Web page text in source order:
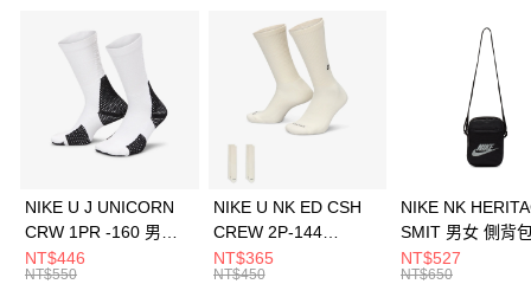
3 期 0 利率 每期 21家銀行
合作金庫商業銀行
第一商業銀行
華南商業銀行
彰化商業銀行
上海商業儲蓄銀行
元大商業銀行
Apple Pay
全盈+PAY
AFTEE先享後付
NIKE U J UNICORN
CRW 1PR -160 男女
中統襪 FZ3393100
NT$446
NT$550
NIKE U NK ED CSH
CREW 2P-144
EMBRDY 男女 短統襪
FZ3073133
NT$365
NT$450
NIKE NK
SMIT 男女 側背
BA5871010
NT$527
NT$650